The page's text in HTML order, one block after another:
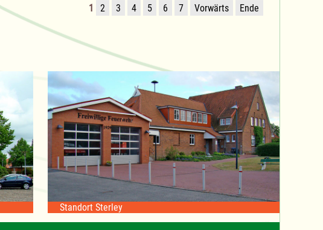
1 2 3 4 5 6 7 Vorwärts Ende
Standort Sterley